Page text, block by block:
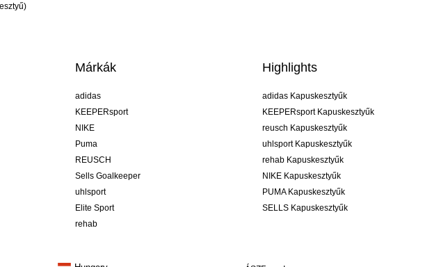
Márkák
adidas
KEEPERsport
NIKE
Puma
REUSCH
Sells Goalkeeper
uhlsport
Elite Sport
rehab
Highlights
adidas Kapuskesztyűk
KEEPERsport Kapuskesztyűk
reusch Kapuskesztyűk
uhlsport Kapuskesztyűk
rehab Kapuskesztyűk
NIKE Kapuskesztyűk
PUMA Kapuskesztyűk
SELLS Kapuskesztyűk